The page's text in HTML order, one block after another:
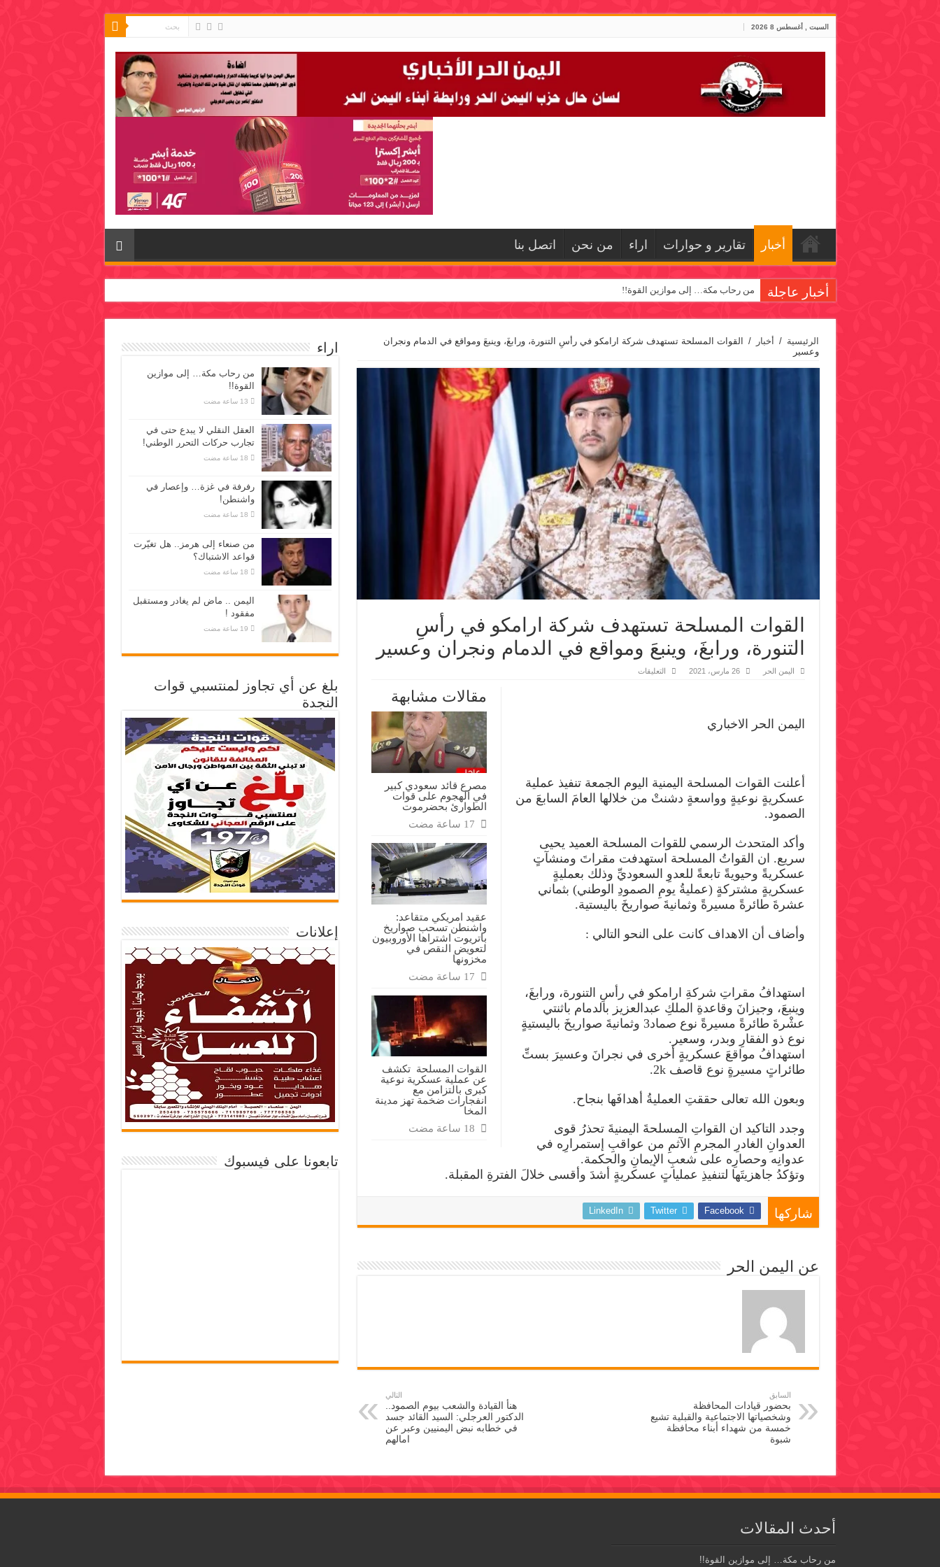
السبت , أغسطس 8 2026
أخبار تقارير و حوارات اراء من نحن اتصل بنا
أخبار عاجلة من رحاب مكة… إلى موازين القوة!!
الرئيسية / أخبار /
القوات المسلحة تستهدف شركة ارامكو في رأسِ التنورة، ورابغَ، وينبعَ ومواقع في الدمام ونجران
وعسير
القوات المسلحة تستهدف شركة ارامكو في رأسِ
التنورة، ورابغَ، وينبعَ ومواقع في الدمام ونجران وعسير
اليمن الحر 26 مارس، 2021 التعليقات
الدمام
ونجران
وعسير
مقالات مشابهة
مصرع قائد سعودي كبير
في الهجوم على قوات
الطوارئ بحضرموت
عقيد امريكي متقاعد:
واشنطن تسحب صواريخ
باتريوت اشتراها الأوروبيون
لتعويض النقص في
مخزونها
القوات المسلحة تكشف
عن عملية عسكرية نوعية
كبرى بالتزامن مع
انفجارات ضخمة تهز مدينة
المخا
اليمن الحر الاخباري
أعلنت القوات المسلحة اليمنية اليوم الجمعة تنفيذ عملية
عسكريةٍ نوعيةٍ وواسعةٍ دشنتْ من خلالها العامَ السابعَ من
الصمود.
وأكد المتحدث الرسمي للقوات المسلحة العميد يحيى
سريع. ان القواتُ المسلحة استهدفت مقراتَ ومنشآتٍ
عسكريةً وحيويةً تابعةً للعدوِ السعوديِّ وذلك بعمليةٍ
عسكريةٍ مشتركةٍ (عمليةُ يومِ الصمودِ الوطني) بثماني
عشرةَ طائرةً مسيرةً وثمانيةَ صواريخَ باليستية.
وأضاف أن الاهداف كانت على النحو التالي :
استهدافُ مقراتِ شركةِ ارامكو في رأسِ التنورة، ورابغَ،
وينبعَ، وجيزانَ وقاعدةِ الملكِ عبدالعزيز بالدمام باثنتي
عشْرةَ طائرةً مسيرةً نوع صماد3 وثمانيةَ صواريخَ باليستيةٍ
نوع ذو الفقارِ وبدر، وسعير.
استهدافُ مواقعَ عسكريةٍ أخرى في نجرانَ وعسيرَ بستِّ
طائراتٍ مسيرةٍ نوع قاصف 2k.
وبعون الله تعالى حققتِ العمليةُ أهدافَها بنجاح.
وجدد التاكيد ان القواتِ المسلحةَ اليمنيةَ تحذرُ قوى
العدوانِ الغادرِ المجرمِ الآثمِ من عواقبِ إستمرارِه في
عدوانِه وحصارِه على شعبِ الإيمانِ والحكمة.
وتؤكدُ جاهزيتَها لتنفيذِ عملياتٍ عسكريةٍ أشدَ وأقسى خلالَ الفترةِ المقبلة.
شاركها Facebook
Twitter
LinkedIn
عن اليمن الحر
السابق
بحضور قيادات المحافظة
وشخصياتها الاجتماعية والقبلية تشيع
خمسة من شهداء أبناء محافظة
شبوة
التالي
هنأ القيادة والشعب بيوم الصمود..
الدكتور العرجلي: السيد القائد جسد
في خطابه نبض اليمنيين وعبر عن
امالهم
اراء
من رحاب مكة… إلى موازين
القوة!!
العقل النقلي لا يبدع حتى في
تجارب حركات التحرر الوطني!
رفرفة في غزة… وإعصار في
واشنطن!
من صنعاء إلى هرمز.. هل تغيّرت
قواعد الاشتباك؟
اليمن .. ماض لم يغادر ومستقبل
مفقود !
بلغ عن أي تجاوز لمنتسبي قوات
النجدة
إعلانات
تابعونا على فيسبوك
أحدث المقالات
من رحاب مكة… إلى موازين القوة!!